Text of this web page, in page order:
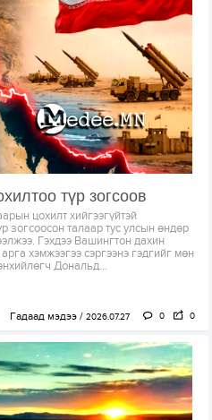
түр зогсоов
цохилт хийгээгүйтэй
зогсоосон талаар тус улсын өндөр
Гэхдээ Вашингтон дахин
хэмжээгээ сэргээнэ гэдгийг мөн
Дональд...
Гадаад мэдээ 2026.07.27 0 0